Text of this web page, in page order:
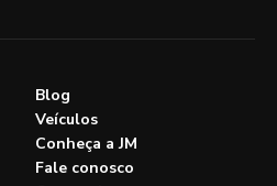
Blog
Veículos
Conheça a JM
Fale conosco